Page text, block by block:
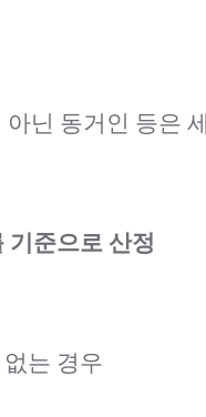
닌 동거인 등은
준으로 산정
는 경우